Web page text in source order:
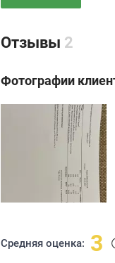
Отзывы 2
Фотографии
Средняя оценка: 3